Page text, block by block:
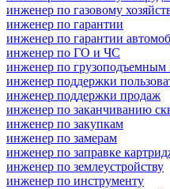
инженер по газовому
инженер по гарантии
инженер по гарантии
инженер по ГО и ЧС
инженер по грузоподъемным
инженер поддержки
инженер поддержки продаж
инженер по заканчиванию
инженер по закупкам
инженер по замерам
инженер по заправке
инженер по землеустройству
инженер по инструменту